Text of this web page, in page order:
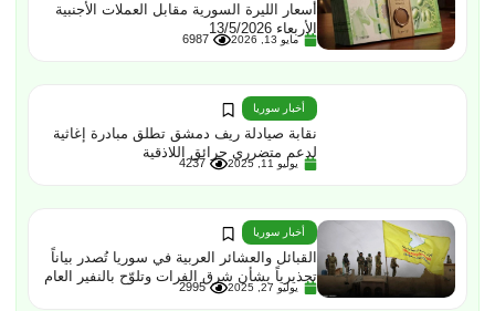
أسعار الليرة السورية مقابل العملات الأجنبية
الأربعاء 13/5/2026
مايو 13, 2026 6987
أخبار سوريا
نقابة صيادلة ريف دمشق تطلق مبادرة إغاثية
لدعم متضرري حرائق اللاذقية
يوليو 11, 2025 4237
أخبار سوريا
القبائل والعشائر العربية في سوريا تُصدر بياناً
تحذيرياً بشأن شرق الفرات وتلوّح بالنفير العام
يوليو 27, 2025 2995